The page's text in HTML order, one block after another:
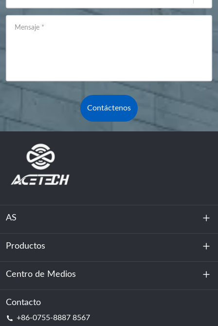
Mensaje *
Contáctenos
AS
Sobre nosotros
Sostenibilidad
Productos
Almacenamiento de energía
Centro de datos y sala de servidores
Centro de Medios
Noticias
Contacto
+86-0755-8887 8567